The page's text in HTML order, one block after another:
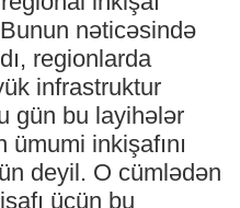
nəticəsində
regionlarda
infrastruktur
gün bu layihələr
ümumi inkişafını
deyil. O cümlədən
üçün bu